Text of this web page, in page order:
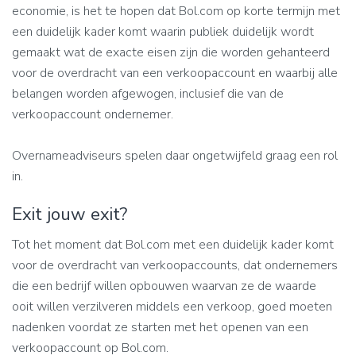
economie, is het te hopen dat Bol.com op korte termijn met
een duidelijk kader komt waarin publiek duidelijk wordt
gemaakt wat de exacte eisen zijn die worden gehanteerd
voor de overdracht van een verkoopaccount en waarbij alle
belangen worden afgewogen, inclusief die van de
verkoopaccount ondernemer.
Overnameadviseurs spelen daar ongetwijfeld graag een rol
in.
Exit jouw exit?
Tot het moment dat Bol.com met een duidelijk kader komt
voor de overdracht van verkoopaccounts, dat ondernemers
die een bedrijf willen opbouwen waarvan ze de waarde
ooit willen verzilveren middels een verkoop, goed moeten
nadenken voordat ze starten met het openen van een
verkoopaccount op Bol.com.